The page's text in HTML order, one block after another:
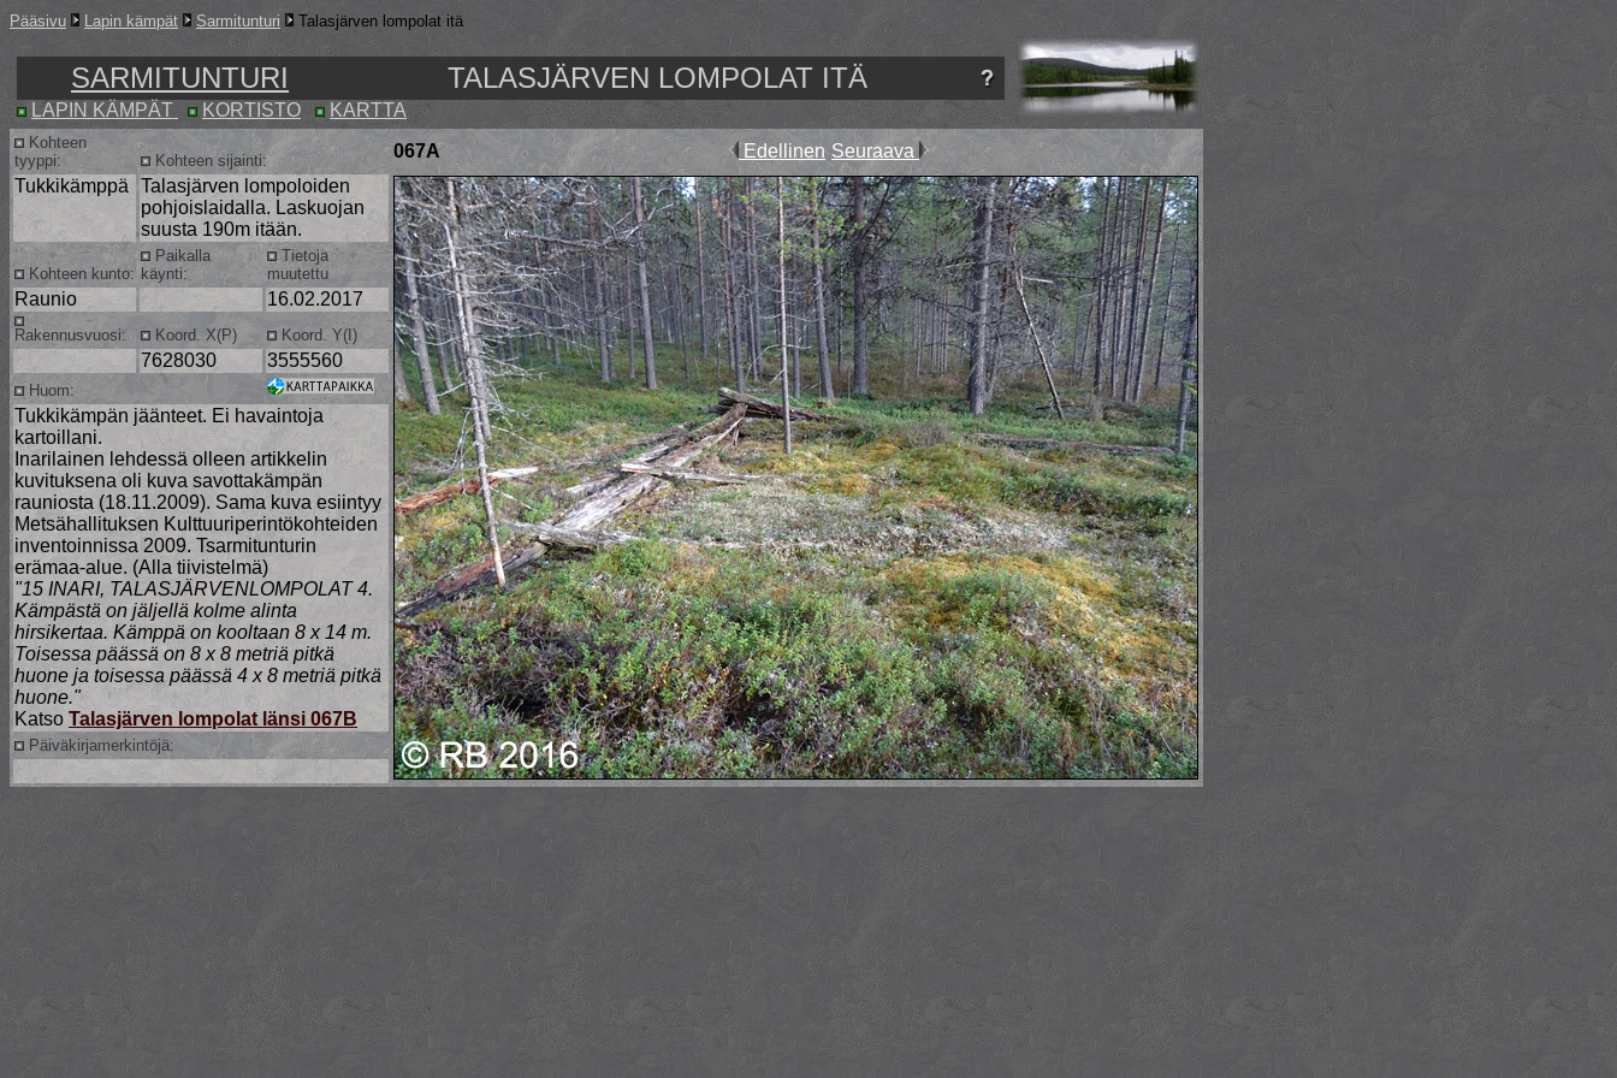
Pääsivu Lapin kämpät Sarmitunturi Talasjärven lompolat itä
SARMITUNTURI TALASJÄRVEN LOMPOLAT ITÄ
LAPIN KÄMPÄT KORTISTO KARTTA
Kohteen
tyyppi:
Kohteen sijainti: 067A Edellinen Seuraava
Tukkikämppä
Talasjärven lompoloiden
pohjoislaidalla. Laskuojan
suusta 190m itään.
Kohteen kunto:
Paikalla
käynti:
Tietoja
muutettu
Raunio 16.02.2017
Rakennusvuosi: Koord. X(P) Koord. Y(I)
7628030 3555560
Huom:
Tukkikämpän jäänteet. Ei havaintoja
kartoillani.
Inarilainen lehdessä olleen artikkelin
kuvituksena oli kuva savottakämpän
rauniosta (18.11.2009). Sama kuva esiintyy
Metsähallituksen Kulttuuriperintökohteiden
inventoinnissa 2009. Tsarmitunturin
erämaa-alue. (Alla tiivistelmä)
"15 INARI, TALASJÄRVENLOMPOLAT 4.
Kämpästä on jäljellä kolme alinta
hirsikertaa. Kämppä on kooltaan 8 x 14 m.
Toisessa päässä on 8 x 8 metriä pitkä
huone ja toisessa päässä 4 x 8 metriä pitkä
huone."
Katso Talasjärven lompolat länsi 067B
Päiväkirjamerkintöjä: